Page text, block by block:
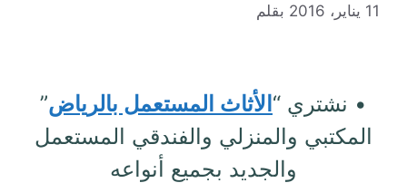
11 يناير، 2016 بقلم
• نشتري “ الأثاث المستعمل بالرياض”
المكتبي والمنزلي والفندقي المستعمل
والجديد بجميع أنواعه